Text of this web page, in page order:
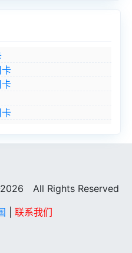
All Rights Reserved
联系我们